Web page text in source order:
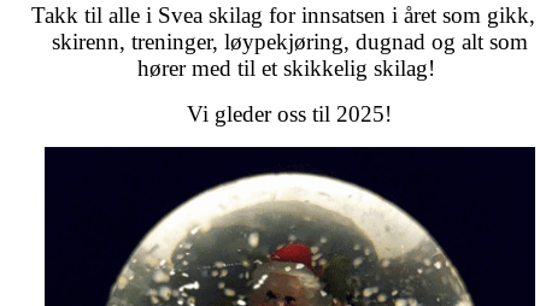
Takk til alle i Svea skilag for innsatsen i året som
skirenn, treninger, løypekjøring, dugnad og alt som
hører med til et skikkelig skilag!
Vi gleder oss til 2025!